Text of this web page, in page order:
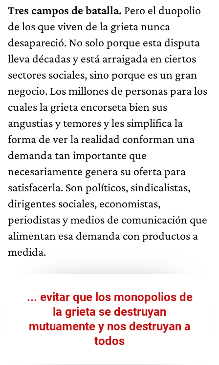
Tres campos de batalla. Pero el duopolio
de los que viven de la grieta nunca
desapareció. No solo porque esta disputa
lleva décadas y está arraigada en ciertos
sectores sociales, sino porque es un gran
negocio. Los millones de personas para los
cuales la grieta encorseta bien sus
angustias y temores y les simplifica la
forma de ver la realidad conforman una
demanda tan importante que
necesariamente genera su oferta para
satisfacerla. Son políticos, sindicalistas,
dirigentes sociales, economistas,
periodistas y medios de comunicación que
alimentan esa demanda con productos a
medida.
... evitar que los monopolios de
la grieta se destruyan
mutuamente y nos destruyan a
todos